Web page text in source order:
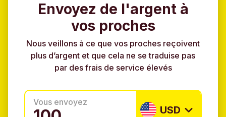
Envoyez de l'argent à
vos proches
Nous veillons à ce que vos proches reçoivent
plus d’argent et que cela ne se traduise pas
par des frais de service élevés
Vous envoyez
USD